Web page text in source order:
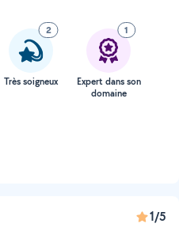
2
Très soigneux
1
Expert dans son
domaine
1/5